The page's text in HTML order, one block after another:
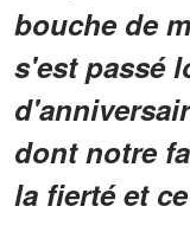
bouche de
s'est passé
dont notre
la fierté et